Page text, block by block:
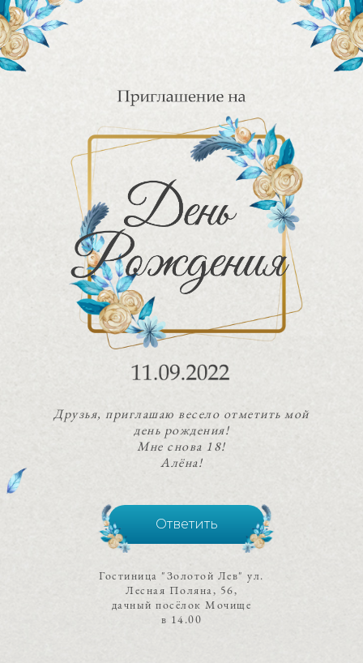
Ответить
Гостиница "Золотой Лев" ул.
Лесная Поляна, 56,
дачный посёлок Мочище
в 14.00
Друзья, приглашаю весело отметить мой
день рождения!
Мне снова 18!
Алёна!